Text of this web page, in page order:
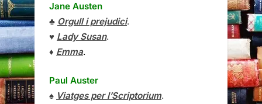
Jane Austen
♣ Orgull i prejudici.
♥ Lady Susan.
♦ Emma.
Paul Auster
♠ Viatges per l’Scriptorium.